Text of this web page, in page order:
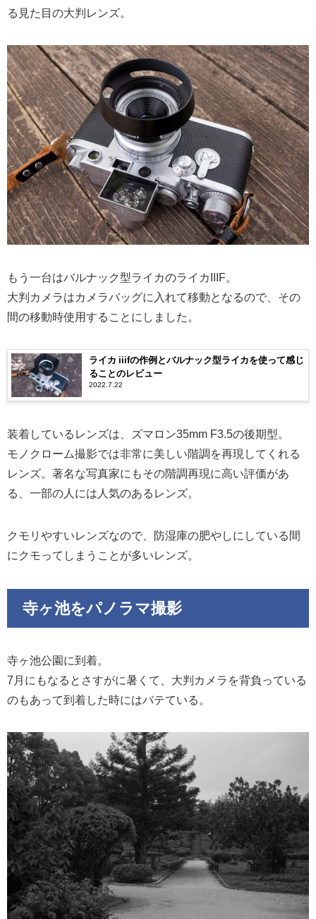
る見た目の大判レンズ。
もう一台はバルナック型ライカのライカIIIF。
大判カメラはカメラバッグに入れて移動となるので、その
間の移動時使用することにしました。
ライカ iiifの作例とバルナック型ライカを使って感じ
ることのレビュー
2022.7.22
装着しているレンズは、ズマロン35mm F3.5の後期型。
モノクローム撮影では非常に美しい階調を再現してくれる
レンズ。著名な写真家にもその階調再現に高い評価があ
る、一部の人には人気のあるレンズ。
クモリやすいレンズなので、防湿庫の肥やしにしている間
にクモってしまうことが多いレンズ。
寺ヶ池をパノラマ撮影
寺ヶ池公園に到着。
7月にもなるとさすがに暑くて、大判カメラを背負っている
のもあって到着した時にはバテている。